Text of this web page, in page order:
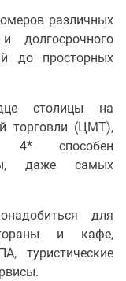
различных
долгосрочного
до просторных
столицы на
торговли (ЦМТ),
4* способен
даже самых
для
и кафе,
туристические